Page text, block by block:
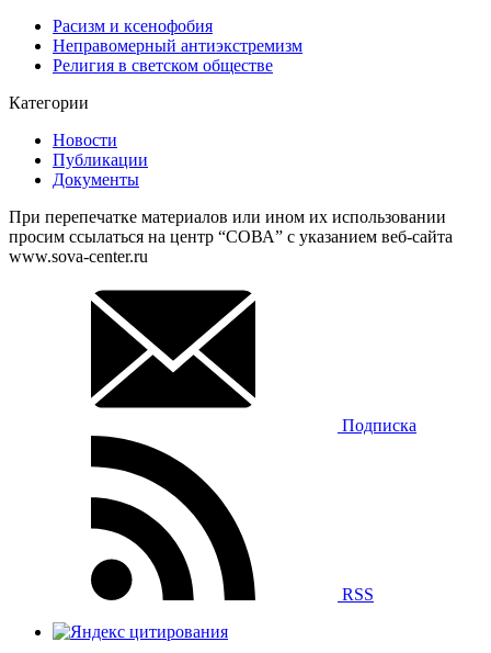
Расизм и ксенофобия
Неправомерный антиэкстремизм
Религия в светском обществе
Категории
Новости
Публикации
Документы
При перепечатке материалов или ином их использовании
просим ссылаться на центр “СОВА” с указанием веб-сайта
www.sova-center.ru
Подписка
RSS